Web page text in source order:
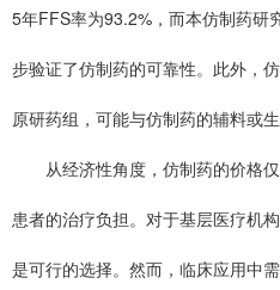
5年FFS率为93.2%，而本仿制药研
步验证了仿制药的可靠性。此外，
原研药组，可能与仿制药的辅料或
从经济性角度，仿制药的价格仅
患者的治疗负担。对于基层医疗机
是可行的选择。然而，临床应用中